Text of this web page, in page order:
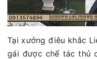
Tại xưởng điêu khắc
gái được chế tác thủ